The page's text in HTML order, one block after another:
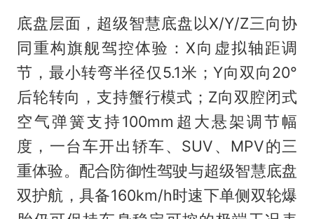
底盘层面，超级智慧底盘以X/Y/Z三向协
同重构旗舰驾控体验：X向虚拟轴距调
节，最小转弯半径仅5.1米；Y向双向20°
后轮转向，支持蟹行模式；Z向双腔闭式
空气弹簧支持100mm超大悬架调节幅
度，一台车开出轿车、SUV、MPV的三
重体验。配合防御性驾驶与超级智慧底盘
双护航，具备160km/h时速下单侧双轮爆